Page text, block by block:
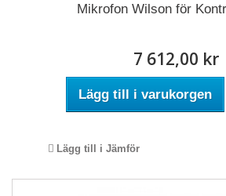
Mikrofon Wilson för
7 612,00 kr
Lägg till i varukorgen
Lägg till i Jämför